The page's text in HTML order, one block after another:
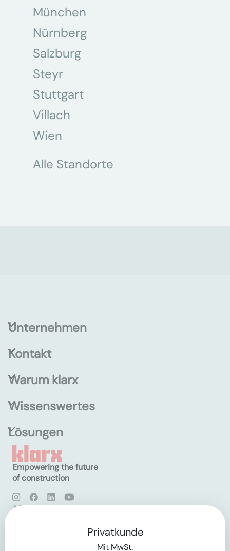
München
Nürnberg
Salzburg
Steyr
Stuttgart
Villach
Wien
Alle Standorte
Unternehmen
Kontakt
Warum klarx
Wissenswertes
Lösungen
Empowering the future
of construction
AGB
Privatkunde
Mit MwSt.